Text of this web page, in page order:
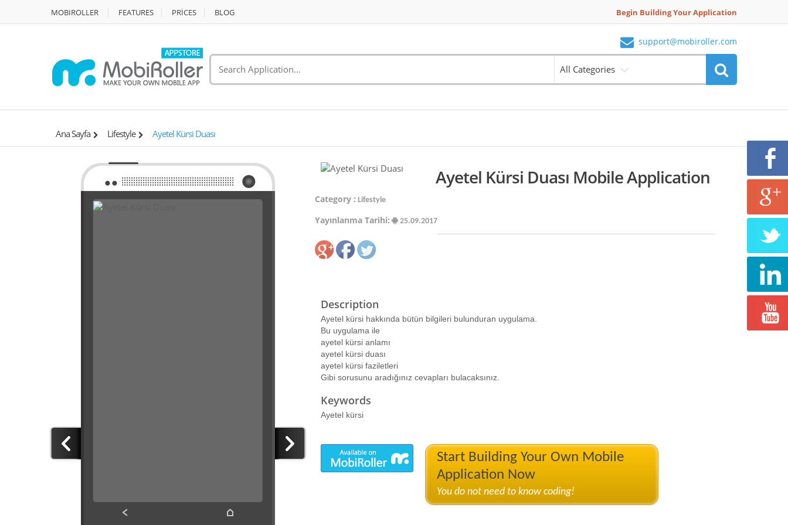
MOBIROLLER FEATURES PRİCES BLOG Begin Building Your Application
support@mobiroller.com
All Categories
Ana Sayfa Lifestyle Ayetel Kürsi Duası
Ayetel Kürsi Duası Mobile Application
Category : Lifestyle
Yayınlanma Tarihi: 25.09.2017
Description
Ayetel kürsi hakkında bütün bilgileri bulunduran uygulama.
Bu uygulama ile
ayetel kürsi anlamı
ayetel kürsi duası
ayetel kürsi faziletleri
Gibi sorusunu aradığınız cevapları bulacaksınız.
Keywords
Ayetel kürsi
Start Building Your Own Mobile
Application Now
You do not need to know coding!